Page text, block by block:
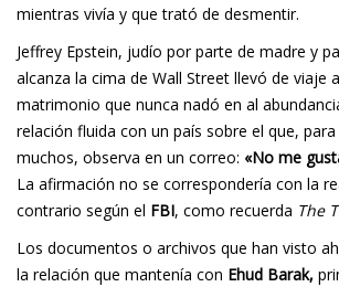
mientras vivía y que trató de desmentir.
Jeffrey Epstein, judío por parte de madre y
alcanza la cima de Wall Street llevó de viaje
matrimonio que nunca nadó en al
relación fluida con un país sobre el que,
muchos, observa en un correo: «No me
La afirmación no se correspondería con la
contrario según el FBI, como recuerda The
Los documentos o archivos que han visto
la relación que mantenía con Ehud Barak,